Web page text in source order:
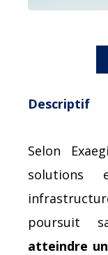
Descriptif
Selon
solutions
poursuit
atteindre